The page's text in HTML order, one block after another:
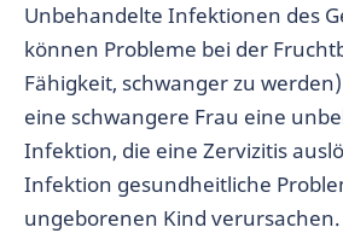
Unbehandelte Infektionen des
können Probleme bei der
Fähigkeit, schwanger zu
eine schwangere Frau eine
Infektion, die eine Zervizitis
Infektion gesundheitliche
ungeborenen Kind verursachen.